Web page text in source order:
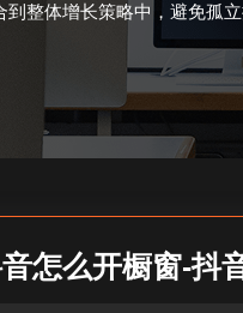
到整体增长策略中，避免孤
怎么开橱窗-抖